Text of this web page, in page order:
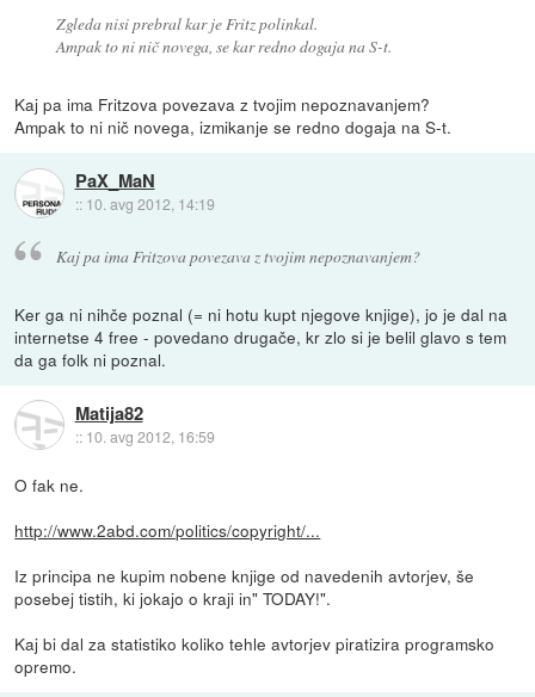
Zgleda nisi prebral kar je Fritz polinkal.
Ampak to ni nič novega, se kar redno dogaja na S-t.
Kaj pa ima Fritzova povezava z tvojim nepoznavanjem?
Ampak to ni nič novega, izmikanje se redno dogaja na S-t.
PaX_MaN
:: 10. avg 2012, 14:19
Kaj pa ima Fritzova povezava z tvojim nepoznavanjem?
Ker ga ni nihče poznal (= ni hotu kupt njegove knjige), jo je dal na
internetse 4 free - povedano drugače, kr zlo si je belil glavo s tem
da ga folk ni poznal.
Matija82
:: 10. avg 2012, 16:59
O fak ne.
http://www.2abd.com/politics/copyright/...
Iz principa ne kupim nobene knjige od navedenih avtorjev, še
posebej tistih, ki jokajo o kraji in" TODAY!".
Kaj bi dal za statistiko koliko tehle avtorjev piratizira programsko
opremo.